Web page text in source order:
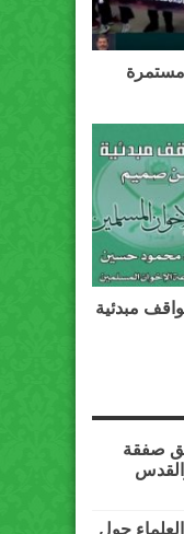
مستمرة
مبدئية
صفقة
حول